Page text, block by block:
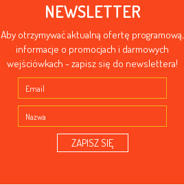
NEWSLETTER
Aby otrzymywać aktualną ofertę programową,
informacje o promocjach i darmowych
wejściówkach - zapisz się do newslettera!
ZAPISZ SIĘ